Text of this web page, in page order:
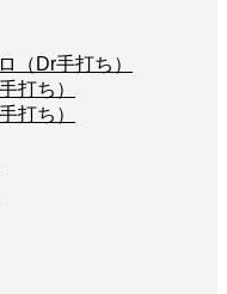
（Dr手打ち）
打ち）
打ち）